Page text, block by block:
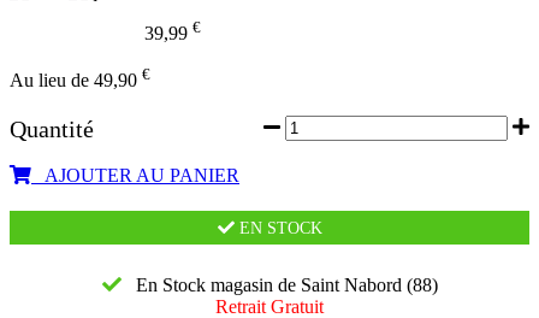
39,99 €
Au lieu de 49,90 €
Quantité
AJOUTER AU PANIER
EN STOCK
En Stock magasin de Saint Nabord (88)
Retrait Gratuit